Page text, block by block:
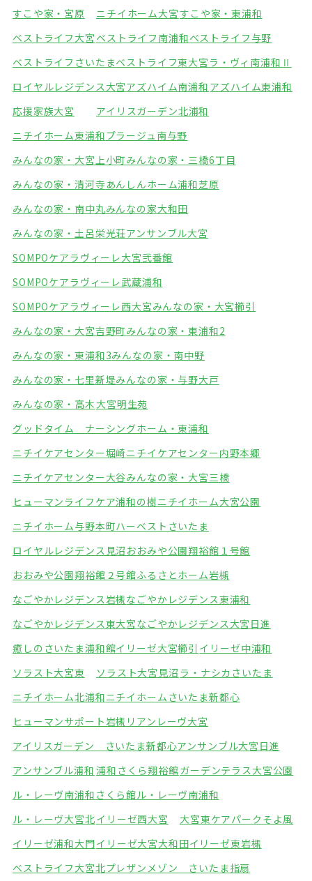
すこや家・宮原
ニチイホーム大宮すこや家・東浦和
ベストライフ大宮 ベストライフ南浦和ベストライフ与野
ベストライフさいたまベストライフ東大宮ラ・ヴィ南浦和Ⅱ
ロイヤルレジデンス大宮アズハイム南浦和 アズハイム東浦和
応援家族大宮
アイリスガーデン北浦和
ニチイホーム東浦和プラージュ南与野
みんなの家・大宮上小町みんなの家・三橋6丁目
みんなの家・清河寺あんしんホーム浦和芝原
みんなの家・南中丸みんなの家大和田
みんなの家・土呂栄光荘アンサンブル大宮
SOMPOケアラヴィーレ大宮弐番館
SOMPOケアラヴィーレ武蔵浦和
SOMPOケアラヴィーレ西大宮みんなの家・大宮櫛引
みんなの家・大宮吉野町みんなの家・東浦和2
みんなの家・東浦和3みんなの家・南中野
みんなの家・七里新堤みんなの家・与野大戸
みんなの家・高木大宮明生苑
グッドタイム ナーシングホーム・東浦和
ニチイケアセンター堀崎ニチイケアセンター内野本郷
ニチイケアセンター大谷みんなの家・大宮三橋
ヒューマンライフケア浦和の樹ニチイホーム大宮公園
ニチイホーム与野本町ハーベストさいたま
ロイヤルレジデンス見沼 おおみや公園翔裕館１号館
おおみや公園翔裕館２号館ふるさとホーム岩槻
なごやかレジデンス岩槻なごやかレジデンス東浦和
なごやかレジデンス東大宮なごやかレジデンス大宮日進
癒しのさいたま浦和館イリーゼ大宮櫛引 イリーゼ中浦和
ソラスト大宮東
ソラスト大宮見沼 ラ・ナシカさいたま
ニチイホーム北浦和ニチイホームさいたま新都心
ヒューマンサポート岩槻 リアンレーヴ大宮
アイリスガーデン さいたま新都心アンサンブル大宮日進
アンサンブル浦和 浦和さくら翔裕館ガーデンテラス大宮公園
ル・レーヴ南浦和さくら館ル・レーヴ南浦和
ル・レーヴ大宮北イリーゼ西大宮
大宮東ケアパークそよ風
イリーゼ浦和大門イリーゼ大宮大和田イリーゼ東岩槻
ベストライフ大宮北プレザンメゾン さいたま指扇